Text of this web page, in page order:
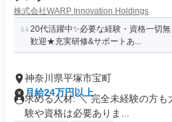
株式会社WARP Innovation Holdings
20代活躍中✨必要な経験・資格一切
歓迎★充実研修&サポートあ...
神奈川県平塚市宝町
月給24万円以上
求める人材: ＼ 完全未経験の方
験や資格は必要ありま...